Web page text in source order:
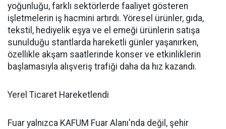
yoğunluğu, farklı sektörlerde faaliyet gösteren
işletmelerin iş hacmini artırdı. Yöresel ürünler, gıda,
tekstil, hediyelik eşya ve el emeği ürünlerin satışa
sunulduğu stantlarda hareketli günler yaşanırken,
özellikle akşam saatlerinde konser ve etkinliklerin
başlamasıyla alışveriş trafiği daha da hız kazandı.
Yerel Ticaret Hareketlendi
Fuar yalnızca KAFUM Fuar Alanı'nda değil, şehir